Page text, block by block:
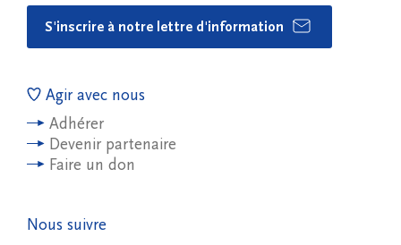
S'inscrire à notre lettre d'information
Agir avec nous
Adhérer
Devenir partenaire
Faire un don
Nous suivre